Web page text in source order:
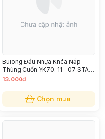
Bulong Đầu Nhựa Khóa Nắp
Thùng Cuốn YK70. 11 - 07 STAR
HANDLE M8*20
13.000đ
Chọn mua